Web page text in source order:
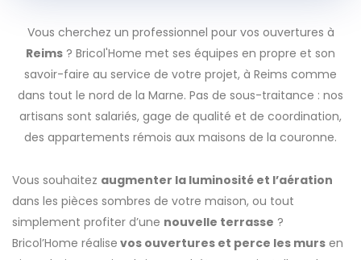
Vous cherchez un professionnel pour vos ouvertures à
Reims ? Bricol'Home met ses équipes en propre et son
savoir-faire au service de votre projet, à Reims comme
dans tout le nord de la Marne. Pas de sous-traitance : nos
artisans sont salariés, gage de qualité et de coordination,
des appartements rémois aux maisons de la couronne.
Vous souhaitez augmenter la luminosité et l’aération
dans les pièces sombres de votre maison, ou tout
simplement profiter d’une nouvelle terrasse ?
Bricol’Home réalise vos ouvertures et perce les murs en